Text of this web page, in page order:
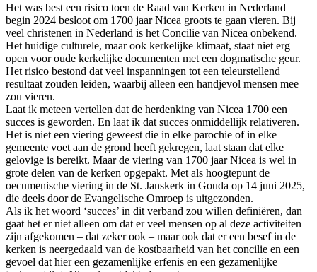
Het was best een risico toen de Raad van Kerken in Nederland
begin 2024 besloot om 1700 jaar Nicea groots te gaan vieren. Bij
veel christenen in Nederland is het Concilie van Nicea onbekend.
Het huidige culturele, maar ook kerkelijke klimaat, staat niet erg
open voor oude kerkelijke documenten met een dogmatische geur.
Het risico bestond dat veel inspanningen tot een teleurstellend
resultaat zouden leiden, waarbij alleen een handjevol mensen mee
zou vieren.
Laat ik meteen vertellen dat de herdenking van Nicea 1700 een
succes is geworden. En laat ik dat succes onmiddellijk relativeren.
Het is niet een viering geweest die in elke parochie of in elke
gemeente voet aan de grond heeft gekregen, laat staan dat elke
gelovige is bereikt. Maar de viering van 1700 jaar Nicea is wel in
grote delen van de kerken opgepakt. Met als hoogtepunt de
oecumenische viering in de St. Janskerk in Gouda op 14 juni 2025,
die deels door de Evangelische Omroep is uitgezonden.
Als ik het woord ‘succes’ in dit verband zou willen definiëren, dan
gaat het er niet alleen om dat er veel mensen op al deze activiteiten
zijn afgekomen – dat zeker ook – maar ook dat er een besef in de
kerken is neergedaald van de kostbaarheid van het concilie en een
gevoel dat hier een gezamenlijke erfenis en een gezamenlijke